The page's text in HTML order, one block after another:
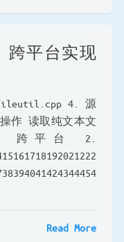
跨平台实现
4. 源
作 读取纯文本文
跨平台 2.
Read More